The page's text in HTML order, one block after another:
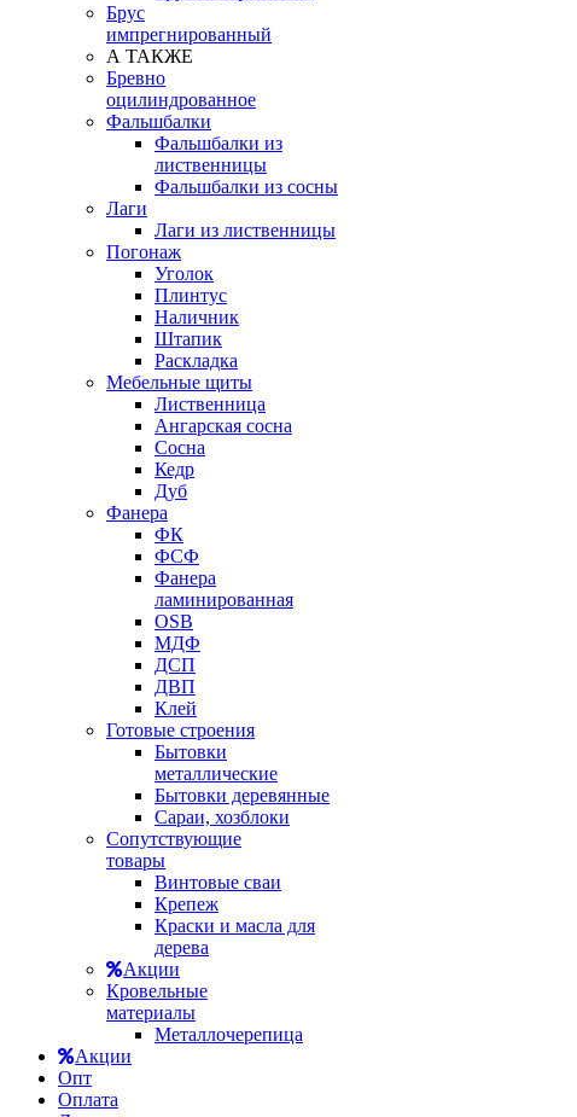
Брус
импрегнированный
А ТАКЖЕ
Бревно
оцилиндрованное
Фальшбалки
Фальшбалки из
лиственницы
Фальшбалки из сосны
Лаги
Лаги из лиственницы
Погонаж
Уголок
Плинтус
Наличник
Штапик
Раскладка
Мебельные щиты
Лиственница
Ангарская сосна
Сосна
Кедр
Дуб
Фанера
ФК
ФСФ
Фанера
ламинированная
OSB
МДФ
ДСП
ДВП
Клей
Готовые строения
Бытовки
металлические
Бытовки деревянные
Сараи, хозблоки
Сопутствующие
товары
Винтовые сваи
Крепеж
Краски и масла для
дерева
Акции
Кровельные
материалы
Металлочерепица
Акции
Опт
Оплата